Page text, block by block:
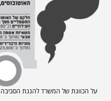
על הכוונת של המשרד להגנת הסביבה